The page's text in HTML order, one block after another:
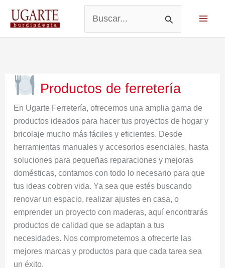
contenido
Productos de ferretería
En Ugarte Ferretería, ofrecemos una amplia gama de
productos ideados para hacer tus proyectos de hogar y
bricolaje mucho más fáciles y eficientes. Desde
herramientas manuales y accesorios esenciales, hasta
soluciones para pequeñas reparaciones y mejoras
domésticas, contamos con todo lo necesario para que
tus ideas cobren vida. Ya sea que estés buscando
renovar un espacio, realizar ajustes en casa, o
emprender un proyecto con maderas, aquí encontrarás
productos de calidad que se adaptan a tus
necesidades. Nos comprometemos a ofrecerte las
mejores marcas y productos para que cada tarea sea
un éxito.